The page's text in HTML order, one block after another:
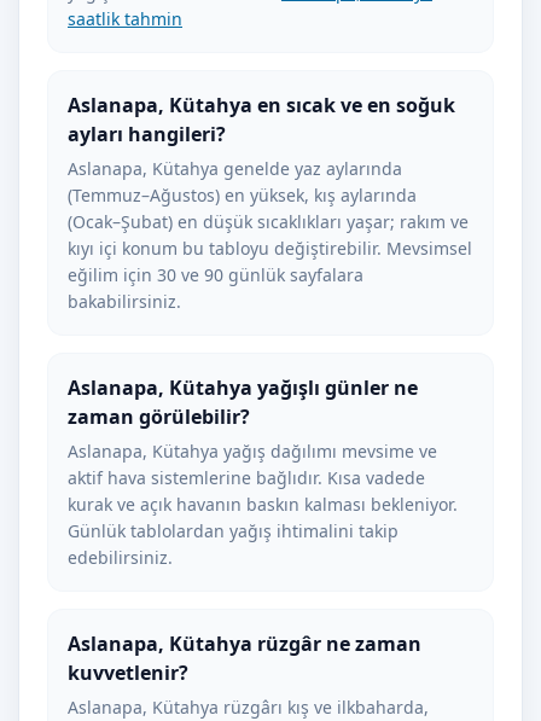
saatlik tahmin
Aslanapa, Kütahya en sıcak ve en soğuk
ayları hangileri?
Aslanapa, Kütahya genelde yaz aylarında
(Temmuz–Ağustos) en yüksek, kış aylarında
(Ocak–Şubat) en düşük sıcaklıkları yaşar; rakım ve
kıyı içi konum bu tabloyu değiştirebilir. Mevsimsel
eğilim için 30 ve 90 günlük sayfalara
bakabilirsiniz.
Aslanapa, Kütahya yağışlı günler ne
zaman görülebilir?
Aslanapa, Kütahya yağış dağılımı mevsime ve
aktif hava sistemlerine bağlıdır. Kısa vadede
kurak ve açık havanın baskın kalması bekleniyor.
Günlük tablolardan yağış ihtimalini takip
edebilirsiniz.
Aslanapa, Kütahya rüzgâr ne zaman
kuvvetlenir?
Aslanapa, Kütahya rüzgârı kış ve ilkbaharda,